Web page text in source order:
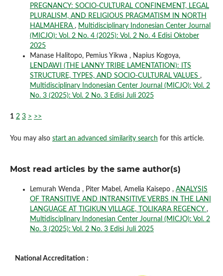
PREGNANCY: SOCIO-CULTURAL CONFINEMENT, LEGAL
PLURALISM, AND RELIGIOUS PRAGMATISM IN NORTH
HALMAHERA , Multidisciplinary Indonesian Center Journal
(MICJO): Vol. 2 No. 4 (2025): Vol. 2 No. 4 Edisi Oktober
2025
Manase Halitopo, Pemius Yikwa , Napius Kogoya,
LENDAWI (THE LANNY TRIBE LAMENTATION): ITS
STRUCTURE, TYPES, AND SOCIO-CULTURAL VALUES ,
Multidisciplinary Indonesian Center Journal (MICJO): Vol. 2
No. 3 (2025): Vol. 2 No. 3 Edisi Juli 2025
1 2 3 > >>
You may also start an advanced similarity search for this article.
Most read articles by the same author(s)
Lemurah Wenda , Piter Mabel, Amelia Kaisepo , ANALYSIS
OF TRANSITIVE AND INTRANSITIVE VERBS IN THE LANI
LANGUAGE AT TIGIKUN VILLAGE, TOLIKARA REGENCY ,
Multidisciplinary Indonesian Center Journal (MICJO): Vol. 2
No. 3 (2025): Vol. 2 No. 3 Edisi Juli 2025
National Accreditation :